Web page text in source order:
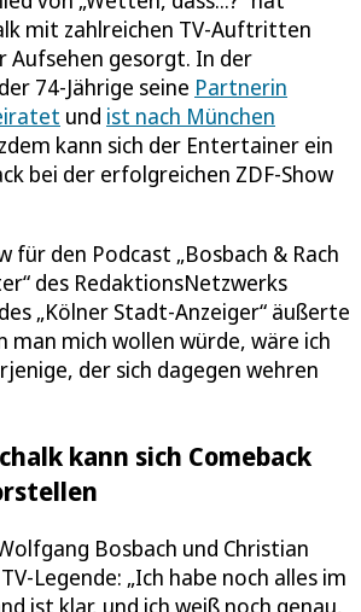
mit zahlreichen TV-Auftritten
Aufsehen gesorgt. In der
74-Jährige seine Partnerin
und ist nach München
kann sich der Entertainer ein
bei der erfolgreichen ZDF-Show
für den Podcast „Bosbach & Rach
des RedaktionsNetzwerks
„Kölner Stadt-Anzeiger“ äußerte
man mich wollen würde, wäre ich
der sich dagegen wehren
kann sich Comeback
Bosbach und Christian
Legende: „Ich habe noch alles im
ist klar, und ich weiß noch genau,